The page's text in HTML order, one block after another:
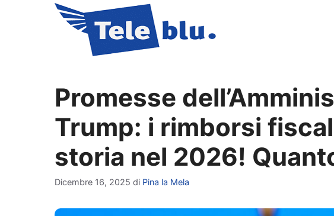
Promesse
Trump: i rimborsi
storia nel 2026!
Dicembre 16, 2025 di Pina la Mela